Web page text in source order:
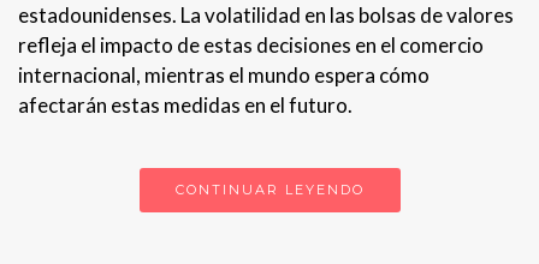
estadounidenses. La volatilidad en las bolsas de valores
refleja el impacto de estas decisiones en el comercio
internacional, mientras el mundo espera cómo
afectarán estas medidas en el futuro.
CONTINUAR LEYENDO